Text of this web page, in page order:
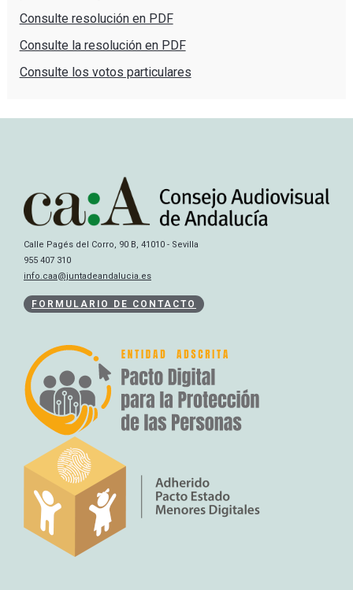
Consulte resolución en PDF
Consulte la resolución en PDF
Consulte los votos particulares
Calle Pagés del Corro, 90 B, 41010 - Sevilla
955 407 310
info.caa@juntadeandalucia.es
FORMULARIO DE CONTACTO